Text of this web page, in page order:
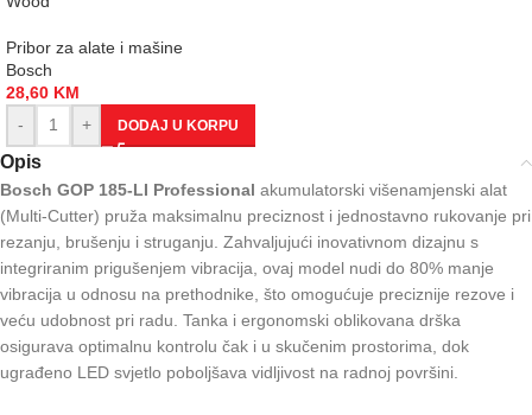
Pribor za alate i mašine
Bosch
28,60 KM
-
+ DODAJ U KORPU
Opis
Bosch GOP 185-LI Professional akumulatorski višenamjenski alat
(Multi-Cutter) pruža maksimalnu preciznost i jednostavno rukovanje pri
rezanju, brušenju i struganju. Zahvaljujući inovativnom dizajnu s
integriranim prigušenjem vibracija, ovaj model nudi do 80% manje
vibracija u odnosu na prethodnike, što omogućuje preciznije rezove i
veću udobnost pri radu. Tanka i ergonomski oblikovana drška
osigurava optimalnu kontrolu čak i u skučenim prostorima, dok
ugrađeno LED svjetlo poboljšava vidljivost na radnoj površini.